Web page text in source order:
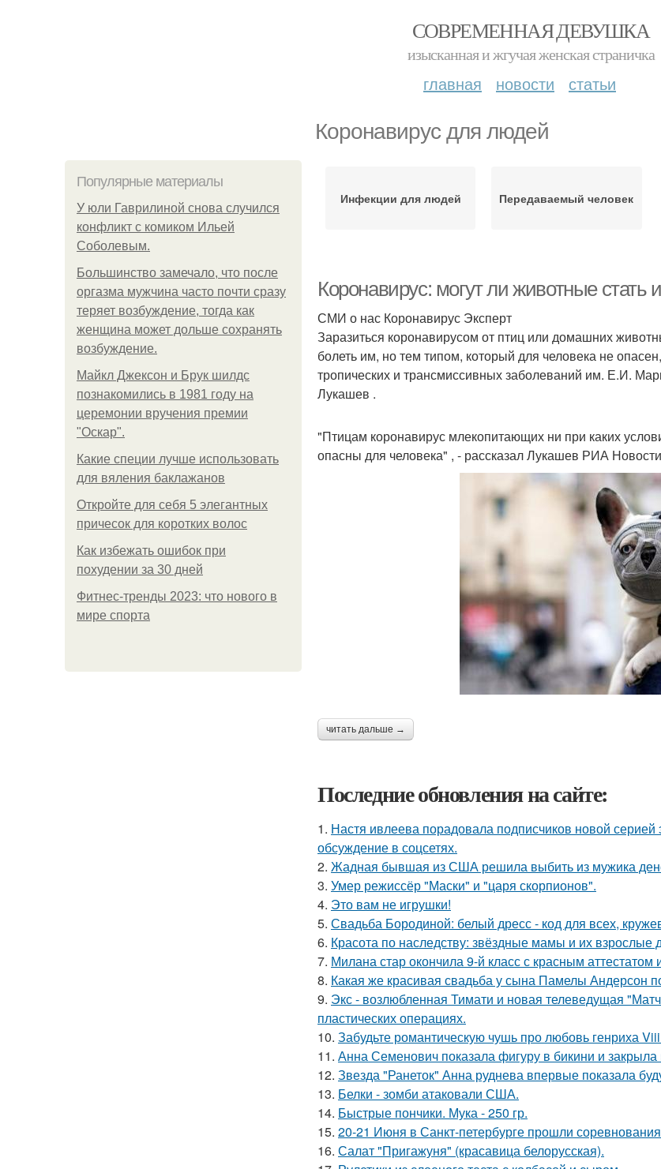
СОВРЕМЕННАЯ ДЕВУШКА
изысканная и жгучая женская страничка
главная новости статьи
Коронавирус для людей
Популярные материалы
У юли Гаврилиной снова случился
конфликт с комиком Ильей
Соболевым.
Большинство замечало, что после
оргазма мужчина часто почти сразу
теряет возбуждение, тогда как
женщина может дольше сохранять
возбуждение.
Майкл Джексон и Брук шилдс
познакомились в 1981 году на
церемонии вручения премии
"Оскар".
Какие специи лучше использовать
для вяления баклажанов
Откройте для себя 5 элегантных
причесок для коротких волос
Как избежать ошибок при
похудении за 30 дней
Фитнес-тренды 2023: что нового в
мире спорта
Инфекции для людей Передаваемый человек
Коронавирус: могут ли животные
СМИ о нас Коронавирус Эксперт
Заразиться коронавирусом от птиц или домашних
болеть им, но тем типом, который для человека не
тропических и трансмиссивных заболеваний им. Е.И.
Лукашев .
"Птицам коронавирус млекопитающих ни при каких
опасны для человека" , - рассказал Лукашев РИА
читать дальше →
Последние обновления на сайте:
1. Настя ивлеева порадовала подписчиков новой
обсуждение в соцсетях.
2. Жадная бывшая из США решила выбить из мужика
3. Умер режиссёр "Маски" и "царя скорпионов".
4. Это вам не игрушки!
5. Свадьба Бородиной: белый дресс - код для всех,
6. Красота по наследству: звёздные мамы и их взрослые
7. Милана стар окончила 9-й класс с красным
8. Какая же красивая свадьба у сына Памелы Андерсон
9. Экс - возлюбленная Тимати и новая телеведущая
пластических операциях.
10. Забудьте романтическую чушь про любовь генриха
11. Анна Семенович показала фигуру в бикини и
12. Звезда "Ранеток" Анна руднева впервые показала
13. Белки - зомби атаковали США.
14. Быстрые пончики. Мука - 250 гр.
15. 20-21 Июня в Санкт-петербурге прошли
16. Салат "Пригажуня" (красавица белорусская).